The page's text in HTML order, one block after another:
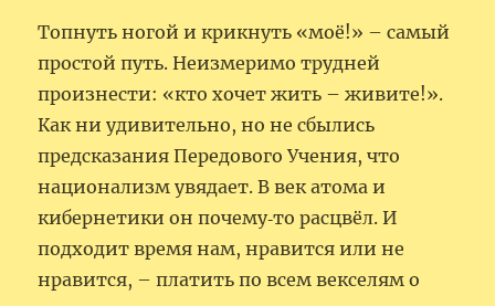
Топнуть ногой и крикнуть «моё!» – самый
простой путь. Неизмеримо трудней
произнести: «кто хочет жить – живите!».
Как ни удивительно, но не сбылись
предсказания Передового Учения, что
национализм увядает. В век атома и
кибернетики он почему‑то расцвёл. И
подходит время нам, нравится или не
нравится, – платить по всем векселям о